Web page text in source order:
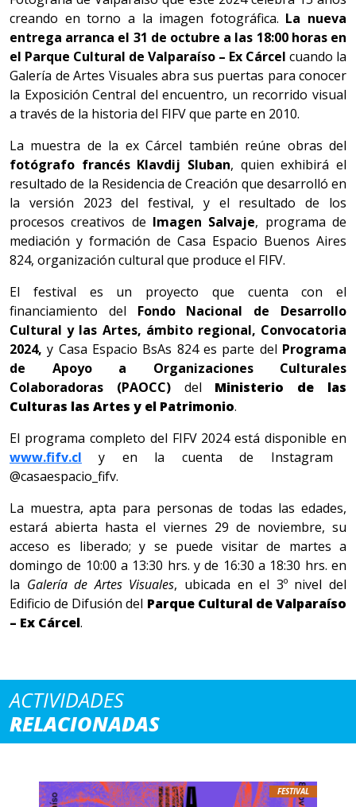
creando en torno a la imagen fotográfica. La nueva
entrega arranca el 31 de octubre a las 18:00 horas en
el Parque Cultural de Valparaíso – Ex Cárcel cuando la
Galería de Artes Visuales abra sus puertas para conocer
la Exposición Central del encuentro, un recorrido visual
a través de la historia del FIFV que parte en 2010.
La muestra de la ex Cárcel también reúne obras del
fotógrafo francés Klavdij Sluban, quien exhibirá el
resultado de la Residencia de Creación que desarrolló en
la versión 2023 del festival, y el resultado de los
procesos creativos de Imagen Salvaje, programa de
mediación y formación de Casa Espacio Buenos Aires
824, organización cultural que produce el FIFV.
El festival es un proyecto que cuenta con el
financiamiento del Fondo Nacional de Desarrollo
Cultural y las Artes, ámbito regional, Convocatoria
2024, y Casa Espacio BsAs 824 es parte del Programa
de Apoyo a Organizaciones Culturales
Colaboradoras (PAOCC)del Ministerio de las
Culturas las Artes y el Patrimonio.
El programa completo del FIFV 2024 está disponible en
www.fifv.cl
y en la cuenta de Instagram
@casaespacio_fifv.
La muestra, apta para personas de todas las edades,
estará abierta hasta el viernes 29 de noviembre, su
acceso es liberado; y se puede visitar de martes a
domingo de 10:00 a 13:30 hrs. y de 16:30 a 18:30 hrs. en
la Galería de Artes Visuales, ubicada en el 3º nivel del
Edificio de Difusión del Parque Cultural de Valparaíso
– Ex Cárcel.
ACTIVIDADES
RELACIONADAS
FESTIVAL